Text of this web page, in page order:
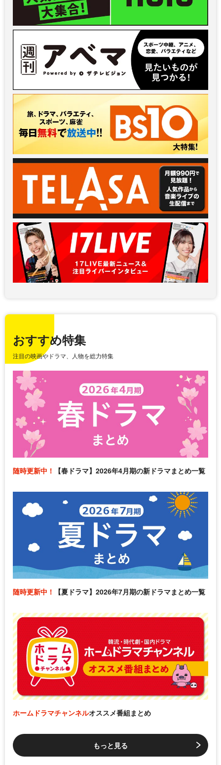
おすすめ特集
注目の映画やドラマ、人物を総力特集
随時更新中！ 【春ドラマ】2026年4月期の新ドラマまとめ一覧
随時更新中！ 【夏ドラマ】2026年7月期の新ドラマまとめ一覧
ホームドラマチャンネルオススメ番組まとめ
もっと見る